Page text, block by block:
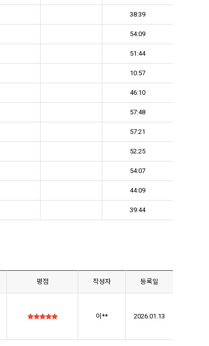
38:39
54:09
51:44
10:57
46:10
57:48
57:21
52:25
54:07
44:09
39:44
평점 작성자 등록일
이** 2026.01.13